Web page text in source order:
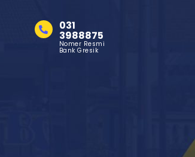
031
3988875
Nomer Resmi
Bank Gresik